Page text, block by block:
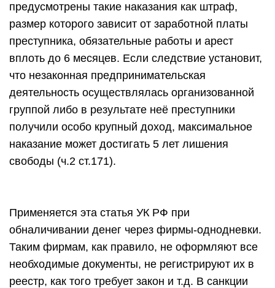
предусмотрены такие наказания как штраф,
размер которого зависит от заработной платы
преступника, обязательные работы и арест
вплоть до 6 месяцев. Если следствие установит,
что незаконная предпринимательская
деятельность осуществлялась организованной
группой либо в результате неё преступники
получили особо крупный доход, максимальное
наказание может достигать 5 лет лишения
свободы (ч.2 ст.171).
Применяется эта статья УК РФ при
обналичивании денег через фирмы-однодневки.
Таким фирмам, как правило, не оформляют все
необходимые документы, не регистрируют их в
реестр, как того требует закон и т.д. В санкции